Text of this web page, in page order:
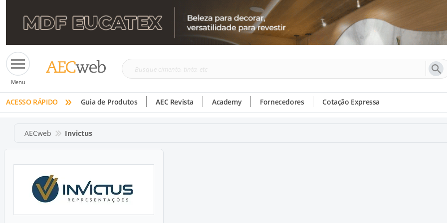
Menu
Busque
tinta,
etc
ACESSO RÁPIDO » Guia de Produtos AEC Revista Academy Fornecedores Cotação Expressa
AECweb Invictus